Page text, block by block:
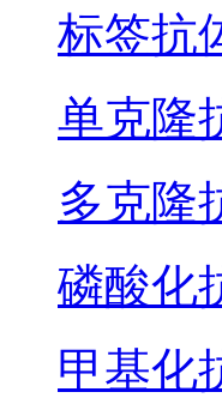
标签抗
单克隆
多克隆
磷酸化
甲基化